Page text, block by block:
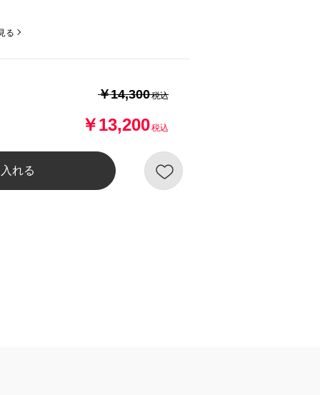
る
￥14,300税込
￥13,200税込